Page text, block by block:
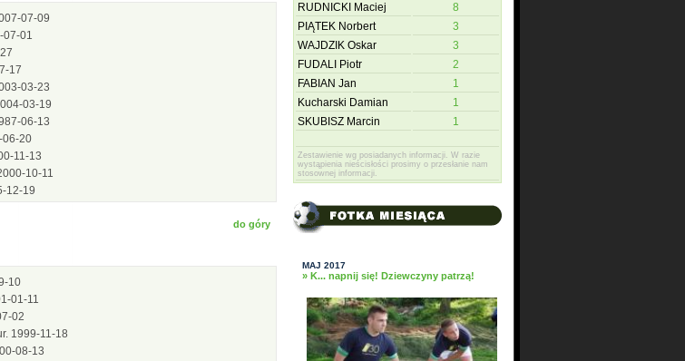
07-09
07-01
17
03-23
03-19
06-13
06-20
11-13
10-11
12-19
do góry
10
01-11
02
1999-11-18
08-13
RUDNICKI Maciej
8
PIĄTEK Norbert
3
WAJDZIK Oskar
3
FUDALI Piotr
2
FABIAN Jan
1
Kucharski Damian
1
SKUBISZ Marcin
1
Zestawienie wg posiadanych informacji. W razie
wystąpienia nieścisłości prosimy o przesłanie nam
stosownej informacji.
MAJ 2017
» K... napnij się! Dziewczyny patrzą!